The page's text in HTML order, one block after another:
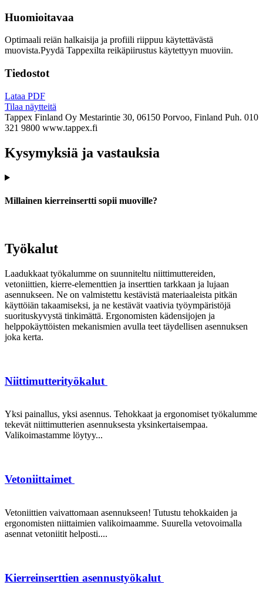
Huomioitavaa
Optimaali reiän halkaisija ja profiili riippuu käytettävästä
muovista.Pyydä Tappexilta reikäpiirustus käytettyyn muoviin.
Tiedostot
Lataa PDF
Tilaa näytteitä
Tappex Finland Oy Mestarintie 30, 06150 Porvoo, Finland Puh. 010
321 9800 www.tappex.fi
Kysymyksiä ja vastauksia
Millainen kierreinsertti sopii muoville?
Työkalut
Laadukkaat työkalumme on suunniteltu niittimuttereiden,
vetoniittien, kierre-elementtien ja inserttien tarkkaan ja lujaan
asennukseen. Ne on valmistettu kestävistä materiaaleista pitkän
käyttöiän takaamiseksi, ja ne kestävät vaativia työympäristöjä
suorituskyvystä tinkimättä. Ergonomisten kädensijojen ja
helppokäyttöisten mekanismien avulla teet täydellisen asennuksen
joka kerta.
Niittimutterityökalut
Yksi painallus, yksi asennus. Tehokkaat ja ergonomiset työkalumme
tekevät niittimutterien asennuksesta yksinkertaisempaa.
Valikoimastamme löytyy...
Vetoniittaimet
Vetoniittien vaivattomaan asennukseen! Tutustu tehokkaiden ja
ergonomisten niittaimien valikoimaamme. Suurella vetovoimalla
asennat vetoniitit helposti....
Kierreinserttien asennustyökalut